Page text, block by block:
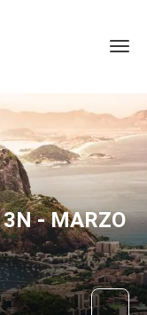
- MARZO